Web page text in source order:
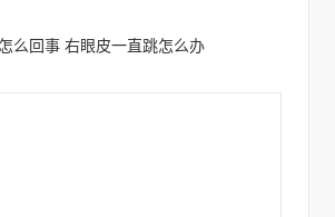
么回事 右眼皮一直跳怎么办